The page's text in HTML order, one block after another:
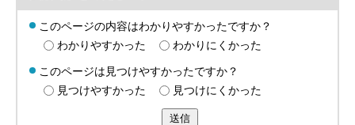
このページの内容はわかりやすかったですか？
わかりやすかった
わかりにくかった
このページは見つけやすかったですか？
見つけやすかった
見つけにくかった
送信